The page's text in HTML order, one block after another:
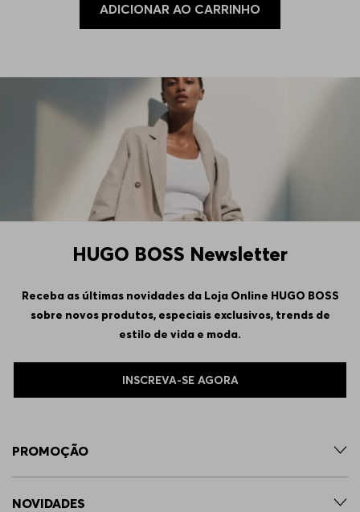
ADICIONAR AO CARRINHO
HUGO BOSS Newsletter
Receba as últimas novidades da Loja Online HUGO BOSS
sobre novos produtos, especiais exclusivos, trends de
estilo de vida e moda.
INSCREVA-SE AGORA
PROMOÇÃO
NOVIDADES